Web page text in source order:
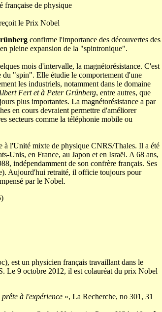
française de physique
le Prix Nobel
confirme l'importance des découvertes des
pleine expansion de la "spintronique".
mois d'intervalle, la magnétorésistance. C'est
du "spin". Elle étudie le comportement d'une
les industriels, notamment dans le domaine
Fert et à Peter Grünberg, entre autres, que
plus importantes. La magnétorésistance a par
en cours devraient permettre d'améliorer
secteurs comme la téléphonie mobile ou
à l'Unité mixte de physique CNRS/Thales. Il a été
Unis, en France, au Japon et en Israël. A 68 ans,
indépendamment de son confrère français. Ses
Aujourd'hui retraité, il officie toujours pour
par le Nobel.
est un physicien français travaillant dans le
Le 9 octobre 2012, il est colauréat du prix Nobel
à l'expérience », La Recherche, no 301, 31